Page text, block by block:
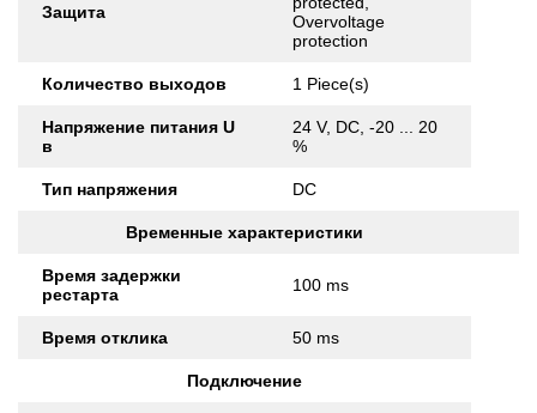
Защита
Overvoltage
protection
Количество выходов 1 Piece(s)
Напряжение питания U
в
24 V, DC, -20 ... 20
%
Тип напряжения DC
Временные характеристики
Время задержки
рестарта
100 ms
Время отклика 50 ms
Подключение